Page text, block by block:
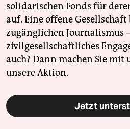
solidarischen Fonds für
auf. Eine offene
zugänglichen Journalismus
zivilgesellschaftliches
auch? Dann machen Sie mit
unsere Aktion.
Jetzt